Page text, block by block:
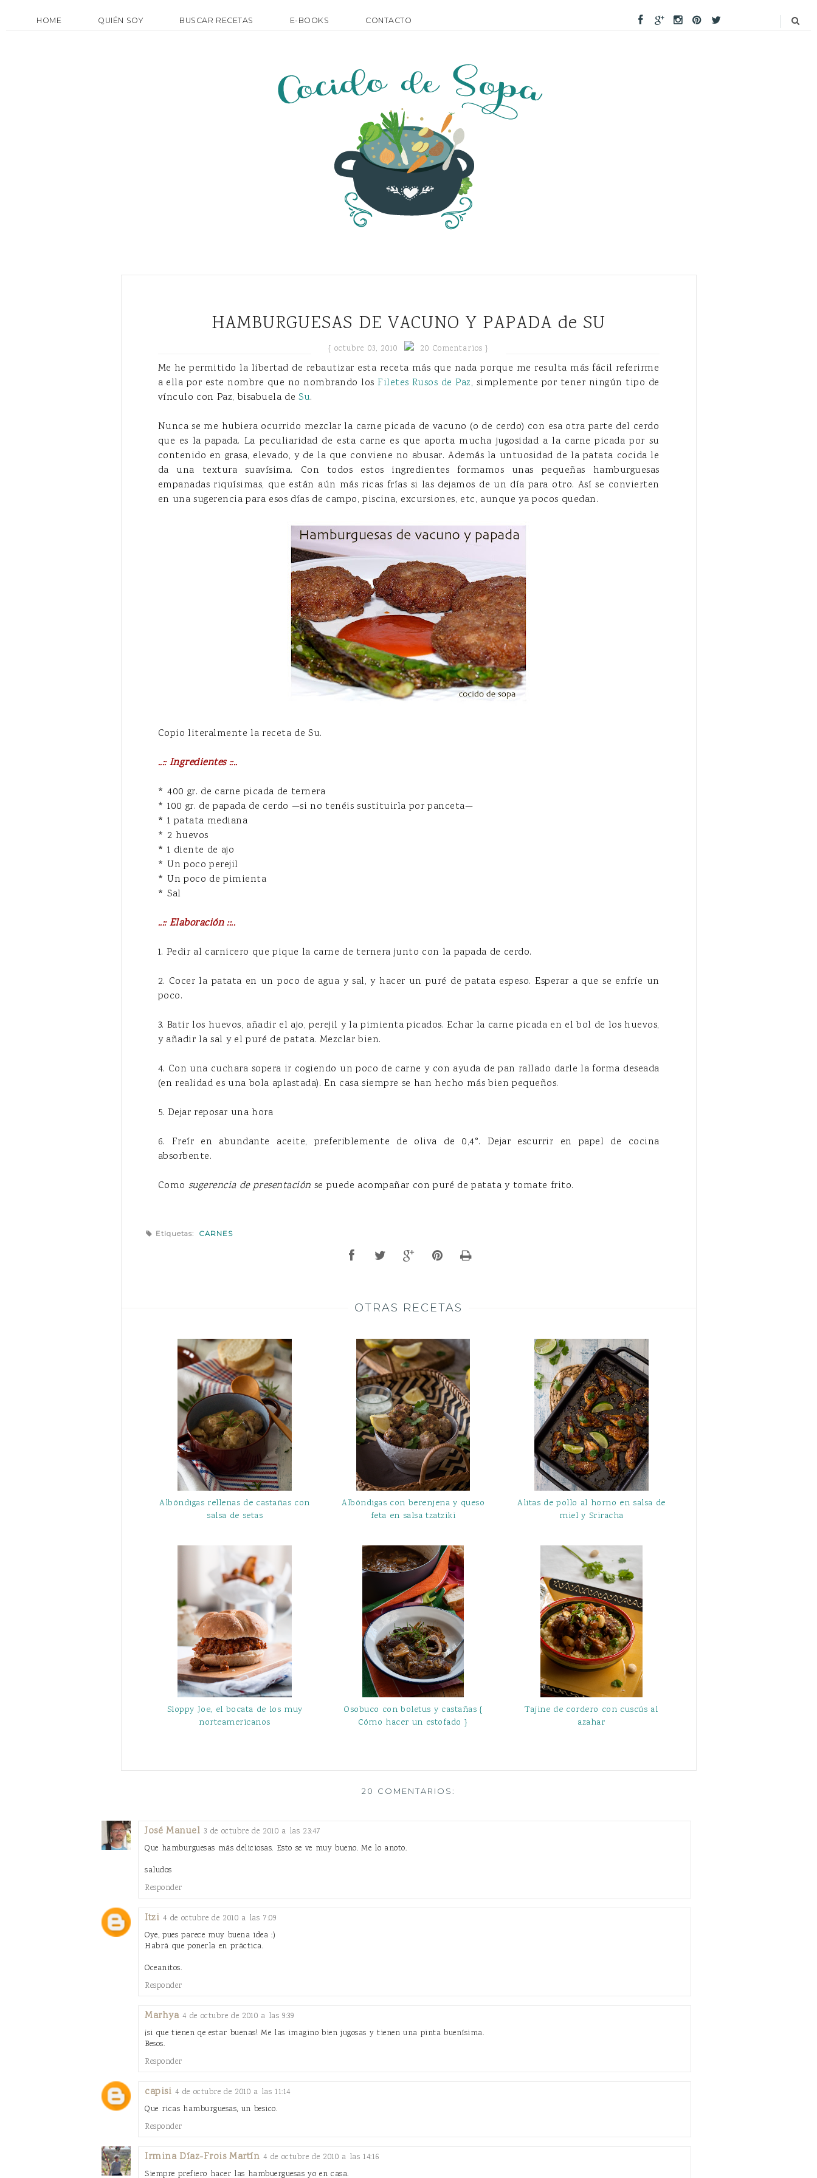
HOME QUIÉN SOY BUSCAR RECETAS E-BOOKS CONTACTO
HAMBURGUESAS DE VACUNO Y PAPADA de SU
{octubre 03, 2010 20 Comentarios }
Me he permitido la libertad de rebautizar esta receta más que nada porque me resulta más fácil referirme
a ella por este nombre que no nombrando los Filetes Rusos de Paz, simplemente por tener ningún tipo de
vínculo con Paz, bisabuela de Su.
Nunca se me hubiera ocurrido mezclar la carne picada de vacuno (o de cerdo) con esa otra parte del cerdo
que es la papada. La peculiaridad de esta carne es que aporta mucha jugosidad a la carne picada por su
contenido en grasa, elevado, y de la que conviene no abusar. Además la untuosidad de la patata cocida le
da una textura suavísima. Con todos estos ingredientes formamos unas pequeñas hamburguesas
empanadas riquísimas, que están aún más ricas frías si las dejamos de un día para otro. Así se convierten
en una sugerencia para esos días de campo, piscina, excursiones, etc, aunque ya pocos quedan.
Copio literalmente la receta de Su.
..:: Ingredientes ::..
* 400 gr. de carne picada de ternera
* 100 gr. de papada de cerdo —si no tenéis sustituirla por panceta—
* 1 patata mediana
* 2 huevos
* 1 diente de ajo
* Un poco perejil
* Un poco de pimienta
* Sal
..:: Elaboración ::..
1. Pedir al carnicero que pique la carne de ternera junto con la papada de cerdo.
2. Cocer la patata en un poco de agua y sal, y hacer un puré de patata espeso. Esperar a que se enfríe un
poco.
3. Batir los huevos, añadir el ajo, perejil y la pimienta picados. Echar la carne picada en el bol de los huevos,
y añadir la sal y el puré de patata. Mezclar bien.
4. Con una cuchara sopera ir cogiendo un poco de carne y con ayuda de pan rallado darle la forma deseada
(en realidad es una bola aplastada). En casa siempre se han hecho más bien pequeños.
5. Dejar reposar una hora
6. Freír en abundante aceite, preferiblemente de oliva de 0,4°. Dejar escurrir en papel de cocina
absorbente.
Como sugerencia de presentación se puede acompañar con puré de patata y tomate frito.
Etiquetas: CARNES
OTRAS RECETAS
Albóndigas rellenas de castañas con
salsa de setas
Albóndigas con berenjena y queso
feta en salsa tzatziki
Alitas de pollo al horno en salsa de
miel y Sriracha
Sloppy Joe, el bocata de los muy
norteamericanos
Osobuco con boletus y castañas {
Cómo hacer un estofado }
Tajine de cordero con cuscús al
azahar
20 COMENTARIOS:
José Manuel 3 de octubre de 2010 a las 23:47
Que hamburguesas más deliciosas. Esto se ve muy bueno. Me lo anoto.
saludos
Responder
Itzi 4 de octubre de 2010 a las 7:09
Oye, pues parece muy buena idea :)
Habrá que ponerla en práctica.
Oceanitos.
Responder
Marhya 4 de octubre de 2010 a las 9:39
¡si que tienen qe estar buenas! Me las imagino bien jugosas y tienen una pinta buenísima.
Besos.
Responder
capisi 4 de octubre de 2010 a las 11:14
Que ricas hamburguesas, un besico.
Responder
Irmina Díaz-Frois Martín 4 de octubre de 2010 a las 14:16
Siempre prefiero hacer las hambuerguesas yo en casa.